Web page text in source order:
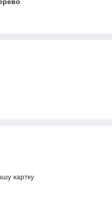
картку